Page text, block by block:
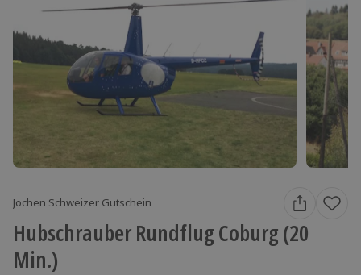
Jochen Schweizer Gutschein
Hubschrauber Rundflug Coburg (20
Min.)